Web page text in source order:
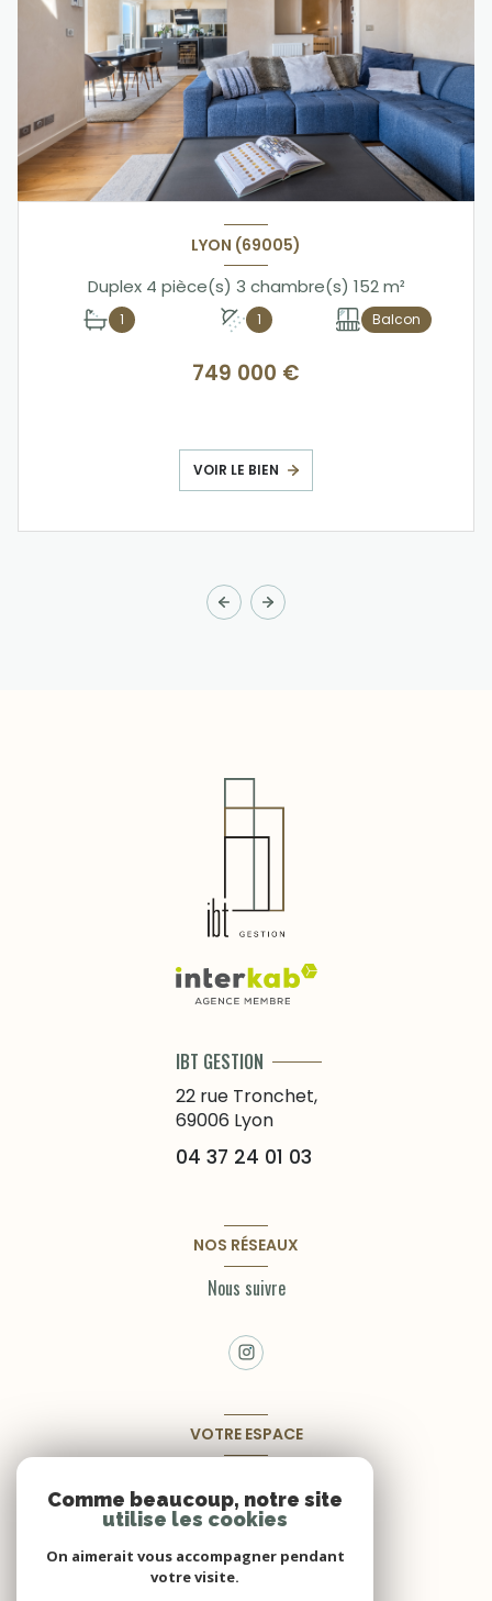
LYON (69005)
Duplex 4 pièce(s) 3 chambre(s) 152 m²
1 1 Balcon
749 000 €
VOIR LE BIEN
IBT GESTION
22 rue Tronchet,
69006 Lyon
04 37 24 01 03
NOS RÉSEAUX
Nous suivre
VOTRE ESPACE
Comme beaucoup, notre site
utilise les cookies
On aimerait vous accompagner pendant
votre visite.